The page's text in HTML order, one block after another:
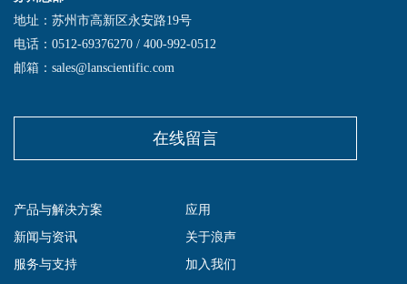
地址：苏州市高新区永安路19号
电话：0512-69376270 / 400-992-0512
邮箱：sales@lanscientific.com
在线留言
产品与解决方案
应用
新闻与资讯
关于浪声
服务与支持
加入我们